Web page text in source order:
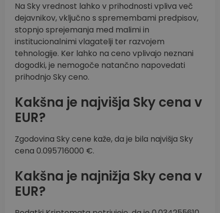
Na Sky vrednost lahko v prihodnosti vpliva več
dejavnikov, vključno s spremembami predpisov,
stopnjo sprejemanja med malimi in
institucionalnimi vlagatelji ter razvojem
tehnologije. Ker lahko na ceno vplivajo neznani
dogodki, je nemogoče natančno napovedati
prihodnjo Sky ceno.
Kakšna je najvišja Sky cena v
EUR?
Zgodovina Sky cene kaže, da je bila najvišja Sky
cena 0.095716000 €.
Kakšna je najnižja Sky cena v
EUR?